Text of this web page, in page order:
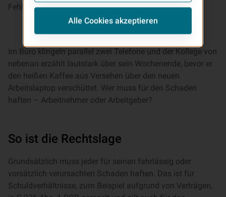
Fehler bietet, erfahren Sie im Beitrag.
Im Büro klingeln parallel zwei Telefone und der Kollege von
nebenan erzählt lautstark über sein Wochenende, bevor er
den heißen Kaffee aus Versehen über den neuen
Arbeitslaptop verschüttet. Wer muss für den Schaden
haften – Arbeitnehmer oder Arbeitgeber?
So ist die Rechtslage
Grundsätzlich muss jeder für seinen fahrlässig oder
vorsätzlich verursachten Schaden haften. Das ist für
Schuldverhältnisse, zum Beispiel aufgrund von Verträgen,
Alle Cookies akzeptieren